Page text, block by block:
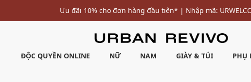
Ưu đãi 10% cho đơn hàng đầu tiên* | Nhập mã:
ĐỘC QUYỀN ONLINE NỮ NAM GIÀY & TÚI PHỤ